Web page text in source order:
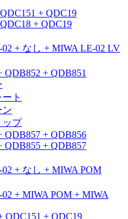
+ QDC19
+ QDC19
+ なし + MIWA LE-02 LV
QDB852 + QDB851
ト
ン
ップ
QDB857 + QDB856
QDB855 + QDB857
+ なし + MIWA POM
+ MIWA POM + MIWA
QDC151 + QDC19